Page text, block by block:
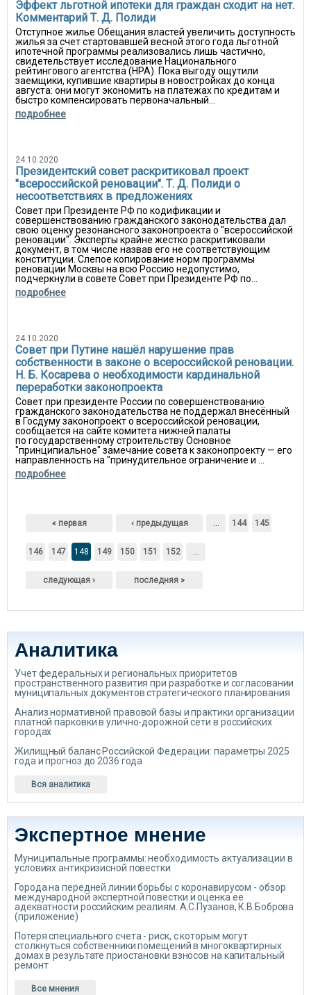
Эффект льготной ипотеки для граждан сходит на нет.
Комментарий Т. Д. Полиди
Отступное жилье Обещания властей увеличить доступность
жилья за счет стартовавшей весной этого года льготной
ипотечной программы реализовались лишь частично,
свидетельствует исследование Национального
рейтингового агентства (НРА). Пока выгоду ощутили
заемщики, купившие квартиры в новостройках до конца
августа: они могут экономить на платежах по кредитам и
быстро компенсировать первоначальный...
подробнее
24.10.2020
Президентский совет раскритиковал проект
"всероссийской реновации". Т. Д. Полиди о
несоответствиях в предложениях
Совет при Президенте РФ по кодификации и
совершенствованию гражданского законодательства дал
свою оценку резонансного законопроекта о "всероссийской
реновации". Эксперты крайне жестко раскритиковали
документ, в том числе назвав его не соответствующим
конституции. Слепое копирование норм программы
реновации Москвы на всю Россию недопустимо,
подчеркнули в совете Совет при Президенте РФ по...
подробнее
24.10.2020
Совет при Путине нашёл нарушение прав
собственности в законе о всероссийской реновации.
Н. Б. Косарева о необходимости кардинальной
переработки законопроекта
Совет при президенте России по совершенствованию
гражданского законодательства не поддержал внесённый
в Госдуму законопроект о всероссийской реновации,
сообщается на сайте комитета нижней палаты
по государственному строительству Основное
"принципиальное" замечание совета к законопроекту — его
направленность на "принудительное ограничение и ...
подробнее
Страницы
« первая ‹ предыдущая … 144 145
146 147 148 149 150 151 152 …
следующая › последняя »
Аналитика
Учет федеральных и региональных приоритетов
пространственного развития при разработке и согласовании
муниципальных документов стратегического планирования
Анализ нормативной правовой базы и практики организации
платной парковки в улично-дорожной сети в российских
городах
Жилищный баланс Российской Федерации: параметры 2025
года и прогноз до 2036 года
Вся аналитика
Экспертное мнение
Муниципальные программы: необходимость актуализации в
условиях антикризисной повестки
Города на передней линии борьбы с коронавирусом - обзор
международной экспертной повестки и оценка ее
адекватности российским реалиям. А.С.Пузанов, К.В.Боброва
(приложение)
Потеря специального счета - риск, с которым могут
столкнуться собственники помещений в многоквартирных
домах в результате приостановки взносов на капитальный
ремонт
Все мнения